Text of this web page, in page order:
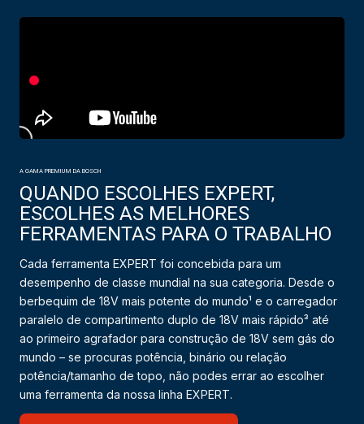
A GAMA PREMIUM DA BOSCH
QUANDO ESCOLHES EXPERT,
ESCOLHES AS MELHORES
FERRAMENTAS PARA O TRABALHO
Cada ferramenta EXPERT foi concebida para um
desempenho de classe mundial na sua categoria. Desde o
berbequim de 18V mais potente do mundo¹ e o carregador
paralelo de compartimento duplo de 18V mais rápido³ até
ao primeiro agrafador para construção de 18V sem gás do
mundo – se procuras potência, binário ou relação
potência/tamanho de topo, não podes errar ao escolher
uma ferramenta da nossa linha EXPERT.